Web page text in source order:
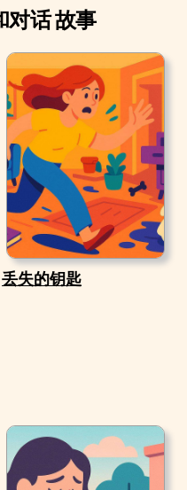
对话 故事
丢失的钥匙